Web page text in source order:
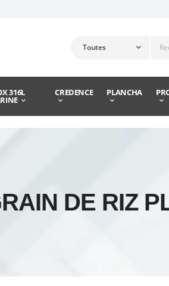
316L CREDENCE PLANCHA
DE RIZ